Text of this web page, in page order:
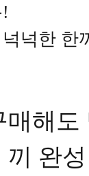
넉한 한
매해도
끼 완성